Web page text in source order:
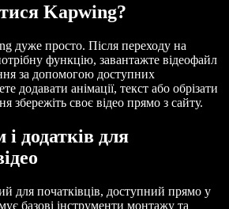
Kapwing?
дуже просто. Після переходу на
функцію, завантажте відеофайл
за допомогою доступних
додавати анімації, текст або обрізати
збережіть своє відео прямо з сайту.
додатків для
для початківців, доступний прямо у
базові інструменти монтажу та